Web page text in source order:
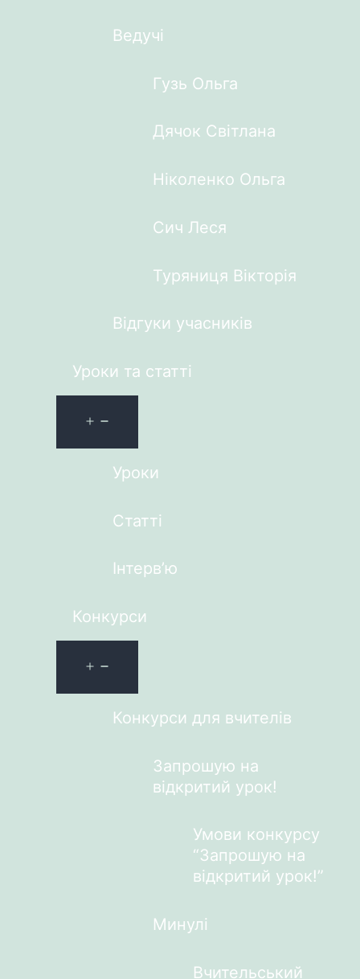
Ведучі
Гузь Ольга
Дячок Світлана
Ніколенко Ольга
Сич Леся
Туряниця Вікторія
Відгуки учасників
Уроки та статті
Уроки
Статті
Інтерв’ю
Конкурси
Конкурси для вчителів
Запрошую на
відкритий урок!
Умови конкурсу
“Запрошую на
відкритий урок!”
Минулі
Вчительський